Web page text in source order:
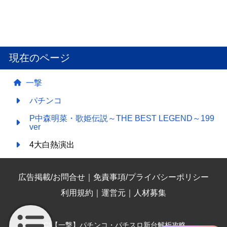
現在のページ
一撃
パチンコ
P中森明菜・歌姫伝説～THE BEST LEGEND～199
ver
4大白熱演出
広告掲載/お問合せ ｜ 免責事項/プライバシーポリシー
利用規約 ｜ 運営元 ｜ 人材募集
(C)【一撃】パチンコ・パチスロ新台解析攻略